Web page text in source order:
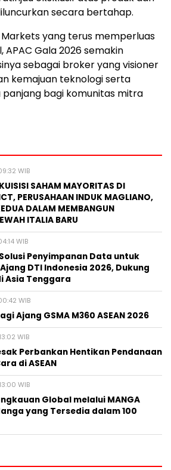
secara bertahap.
Markets yang terus memperluas
APAC Gala 2026 semakin
sebagai broker yang visioner
kemajuan teknologi serta
panjang bagi komunitas mitra
WIB
SAHAM MAYORITAS DI
PERUSAHAAN INDUK MAGLIANO,
DALAM MEMBANGUN
ITALIA BARU
WIB
Penyimpanan Data untuk
DTI Indonesia 2026, Dukung
Asia Tenggara
WIB
Ajang GSMA M360 ASEAN 2026
WIB
Perbankan Hentikan Pendanaan
di ASEAN
WIB
Global melalui MANGA
yang Tersedia dalam 100